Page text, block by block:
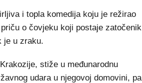
i topla komedija koju je režirao
o čovjeku koji postaje zatočenik
je u zraku.
stiže u međunarodnu
udara u njegovoj domovini, pa